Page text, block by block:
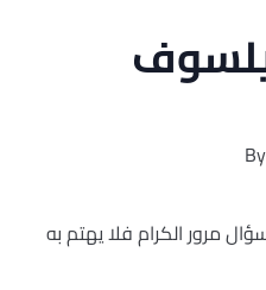
By
مرور الكرام فلا يهتم به